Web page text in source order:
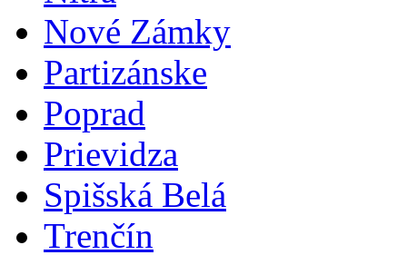
Nové Zámky
Partizánske
Poprad
Prievidza
Spišská Belá
Trenčín